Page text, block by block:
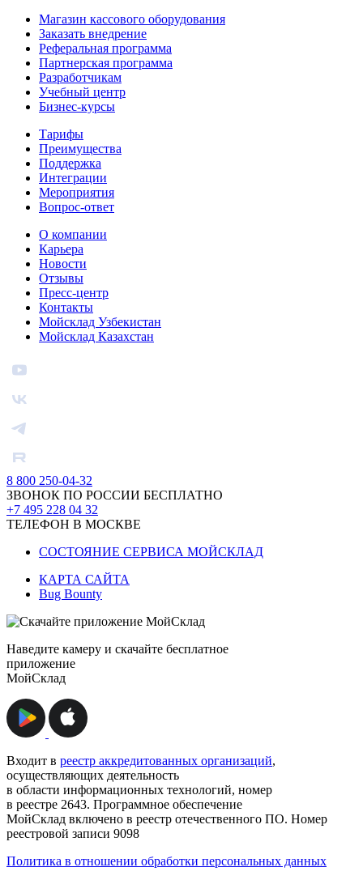
Магазин кассового оборудования
Заказать внедрение
Реферальная программа
Партнерская программа
Разработчикам
Учебный центр
Бизнес‑курсы
Тарифы
Преимущества
Поддержка
Интеграции
Мероприятия
Вопрос-ответ
О компании
Карьера
Новости
Отзывы
Пресс-центр
Контакты
Мойсклад Узбекистан
Мойсклад Казахстан
8 800 250-04-32
ЗВОНОК ПО РОССИИ БЕСПЛАТНО
+7 495 228 04 32
ТЕЛЕФОН В МОСКВЕ
СОСТОЯНИЕ СЕРВИСА МОЙСКЛАД
КАРТА САЙТА
Bug Bounty
Наведите камеру и скачайте бесплатное
приложение
МойСклад
Входит в реестр аккредитованных организаций,
осуществляющих деятельность
в области информационных технологий, номер
в реестре 2643. Программное обеспечение
МойСклад включено в реестр отечественного ПО. Номер
реестровой записи 9098
Политика в отношении обработки персональных данных